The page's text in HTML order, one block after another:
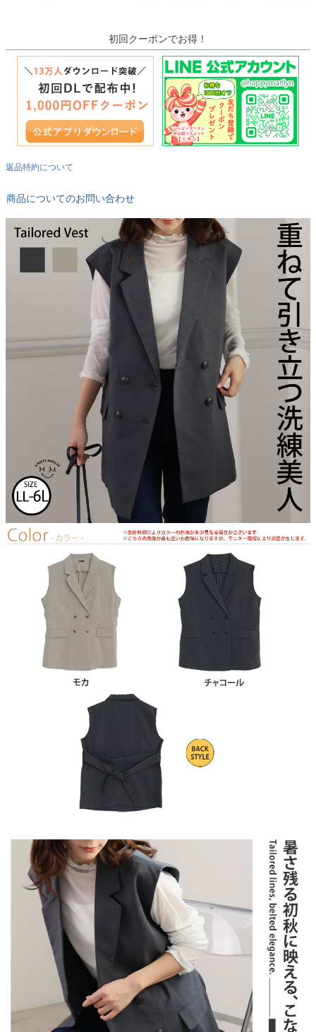
初回クーポンでお得！
返品特約について
商品についてのお問い合わせ